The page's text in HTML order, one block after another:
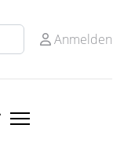
Anmelden